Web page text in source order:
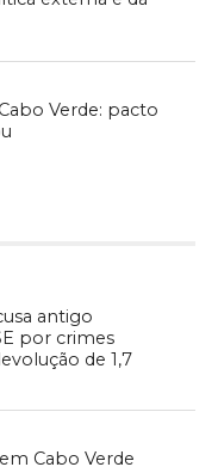
Verde: pacto
antigo
por crimes
de 1,7
Cabo Verde